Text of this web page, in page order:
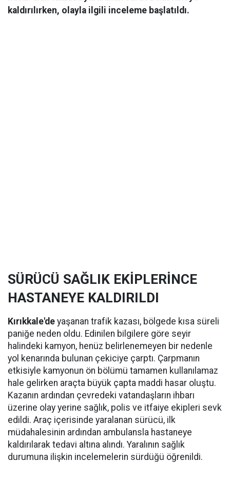
kaldırılırken, olayla ilgili inceleme başlatıldı.
SÜRÜCÜ SAĞLIK EKİPLERİNCE
HASTANEYE KALDIRILDI
Kırıkkale'de yaşanan trafik kazası, bölgede kısa süreli
paniğe neden oldu. Edinilen bilgilere göre seyir
halindeki kamyon, henüz belirlenemeyen bir nedenle
yol kenarında bulunan çekiciye çarptı. Çarpmanın
etkisiyle kamyonun ön bölümü tamamen kullanılamaz
hale gelirken araçta büyük çapta maddi hasar oluştu.
Kazanın ardından çevredeki vatandaşların ihbarı
üzerine olay yerine sağlık, polis ve itfaiye ekipleri sevk
edildi. Araç içerisinde yaralanan sürücü, ilk
müdahalesinin ardından ambulansla hastaneye
kaldırılarak tedavi altına alındı. Yaralının sağlık
durumuna ilişkin incelemelerin sürdüğü öğrenildi.